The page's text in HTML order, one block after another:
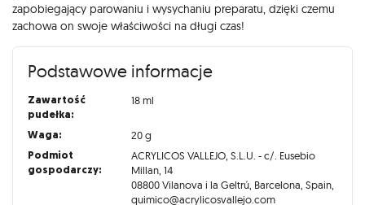
zapobiegający parowaniu i wysychaniu preparatu, dzięki czemu
zachowa on swoje właściwości na długi czas!
Podstawowe informacje
Zawartość
pudełka:
18 ml
Waga: 20 g
Podmiot
gospodarczy:
ACRYLICOS VALLEJO, S.L.U. - c/. Eusebio
Millan, 14
08800 Vilanova i la Geltrú, Barcelona, Spain,
quimico@acrylicosvallejo.com